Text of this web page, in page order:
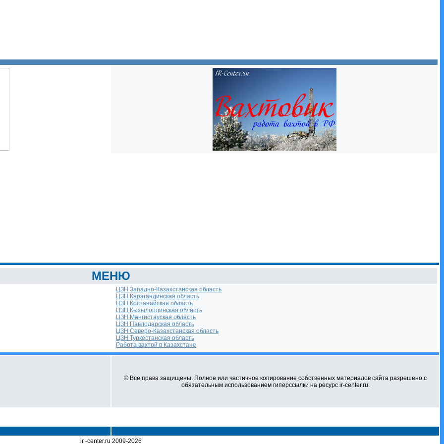
МЕНЮ
ЦЗН Западно-Казахстанская область
ЦЗН Карагандинская область
ЦЗН Костанайская область
ЦЗН Кызылординская область
ЦЗН Мангистауская область
ЦЗН Павлодарская область
ЦЗН Северо-Казахстанская область
ЦЗН Туркестанская область
Работа вахтой в Казахстане
© Все права защищены. Полное или частичное копирование собственных материалов сайта разрешено с
обязательным использованием гиперссылки на ресурс ir-center.ru.
ir -center.ru 2009-2026